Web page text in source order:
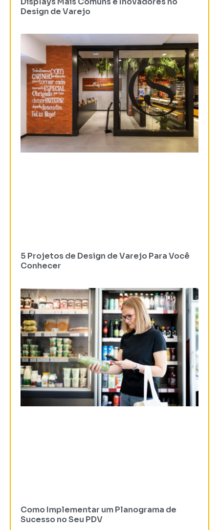
Design de Varejo
5 Projetos de Design de Varejo Para Você
Conhecer
Como Implementar um Planograma de
Sucesso no Seu PDV